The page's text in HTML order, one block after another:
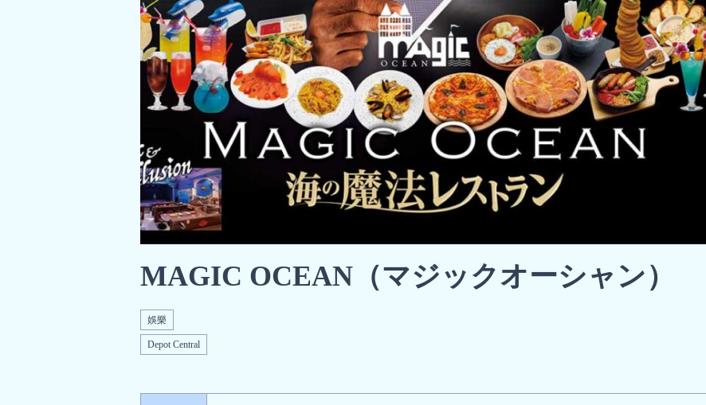
MAGIC OCEAN（マジックオーシャン）
娛樂
Depot Central